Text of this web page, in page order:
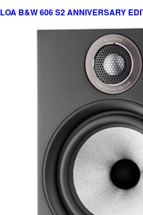
LOA B&W 606 S2 ANNIVERSARY